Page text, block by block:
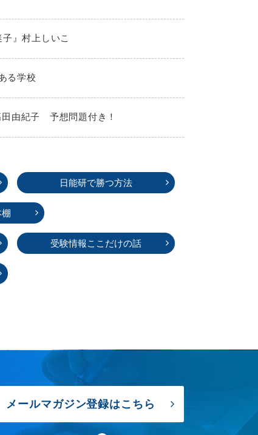
』村上しいこ
る学校
由紀子 予想問題付き！
日能研で勝つ方法
受験情報ここだけの話
メールマガジン登録はこちら